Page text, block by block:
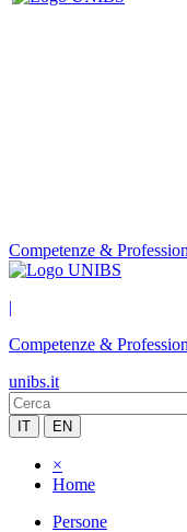
Competenze &
|
Competenze &
unibs.it
IT EN
×
Home
Persone